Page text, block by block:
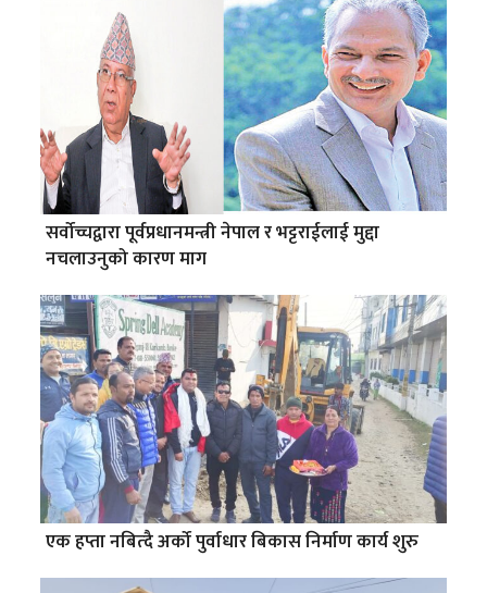
सर्वोच्चद्वारा पूर्वप्रधानमन्त्री नेपाल र भट्टराईलाई मुद्दा
नचलाउनुको कारण माग
एक हप्ता नबित्दै अर्को पुर्वाधार बिकास निर्माण कार्य शुरु